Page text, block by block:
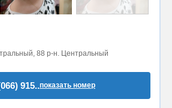
88 р-н. Центральный
915..показать номер